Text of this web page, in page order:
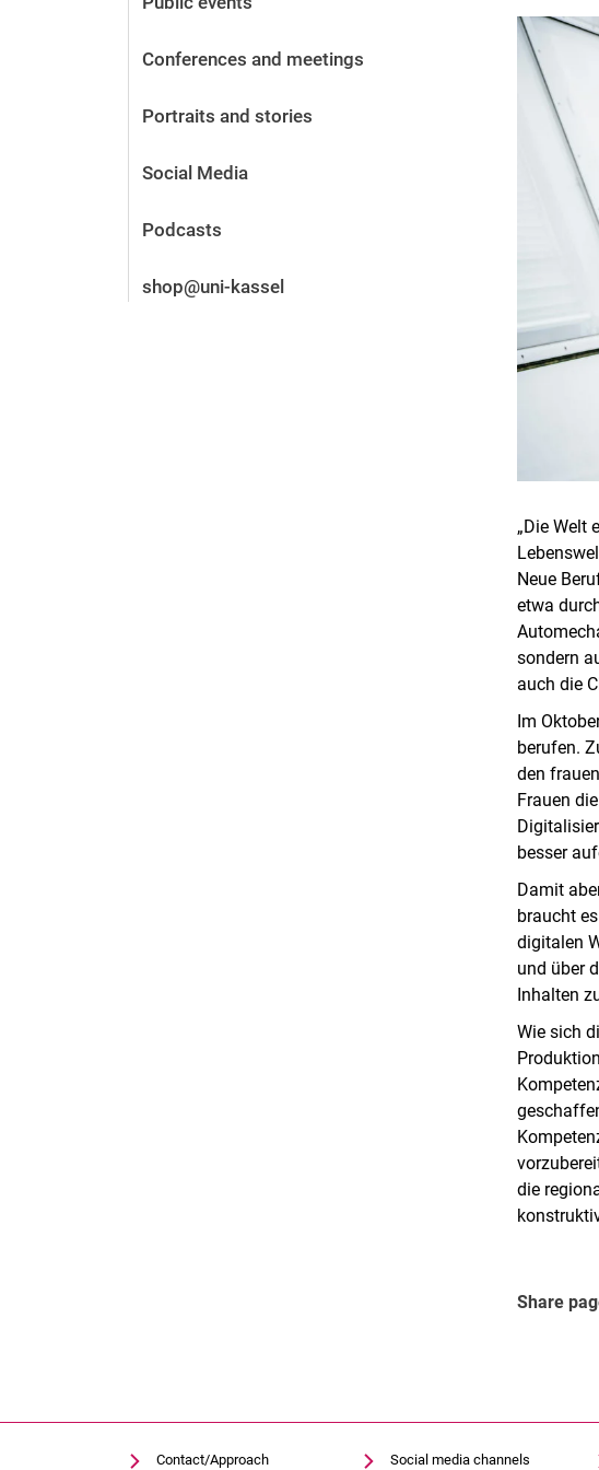
Alumni and friends
Contact and locations
Conferences and meetings
Portraits and stories
Social Media
Podcasts
shop@uni-kassel
„Die Welt
Neue
etwa
sondern
auch die
Im
berufen.
den
Frauen
besser
Damit
braucht
digitalen
und über
Inhalten
Wie sich
die
Share
Contact/Approach Social media channels